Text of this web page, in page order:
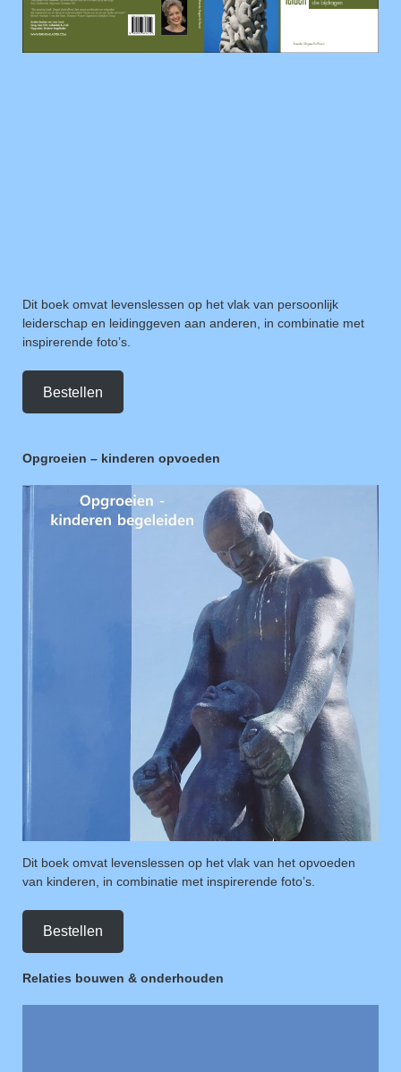
Dit boek omvat levenslessen op het vlak van persoonlijk
leiderschap en leidinggeven aan anderen, in combinatie met
inspirerende foto’s.
Bestellen
Opgroeien – kinderen opvoeden
Dit boek omvat levenslessen op het vlak van het opvoeden
van kinderen, in combinatie met inspirerende foto’s.
Bestellen
Relaties bouwen & onderhouden